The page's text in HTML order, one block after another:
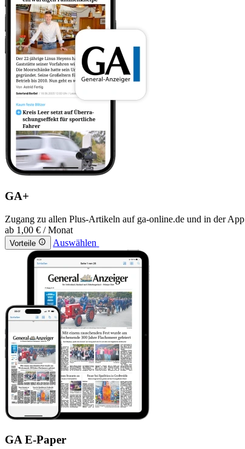
GA+
Zugang zu allen Plus-Artikeln auf ga-online.de und in der App
ab 1,00 € / Monat
Vorteile Auswählen
GA E-Paper